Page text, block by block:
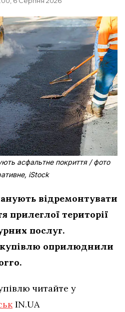
асфальтне покриття / фото
iStock
відремонтувати
прилеглої території
послуг.
оприлюднили
читайте у
IN.UA